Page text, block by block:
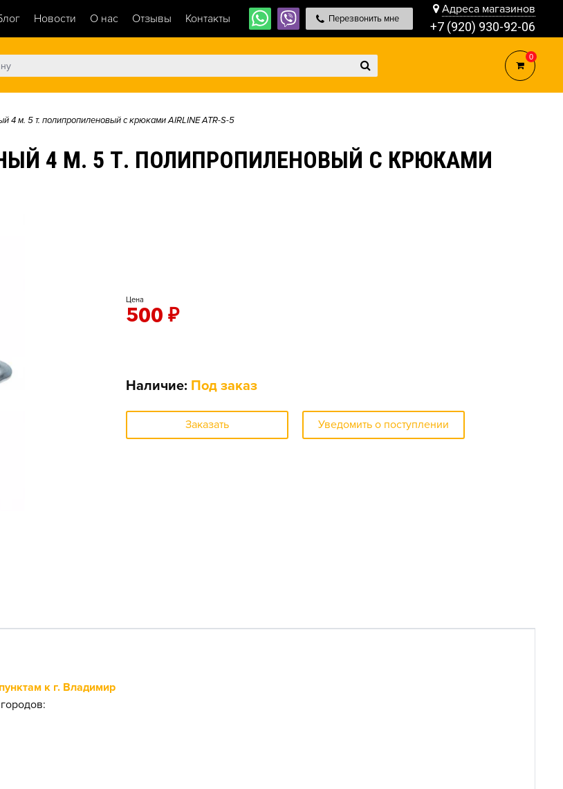
Новости О нас Отзывы Контакты Перезвонить мне
Адреса магазинов
+7 (920) 930-92-06
0
4 м. 5 т. полипропиленовый с крюками AIRLINE ATR-S-5
4 М. 5 Т. ПОЛИПРОПИЛЕНОВЫЙ С КРЮКАМИ
Цена
500 ₽
Наличие: Под заказ
Заказать Уведомить о поступлении
к г. Владимир